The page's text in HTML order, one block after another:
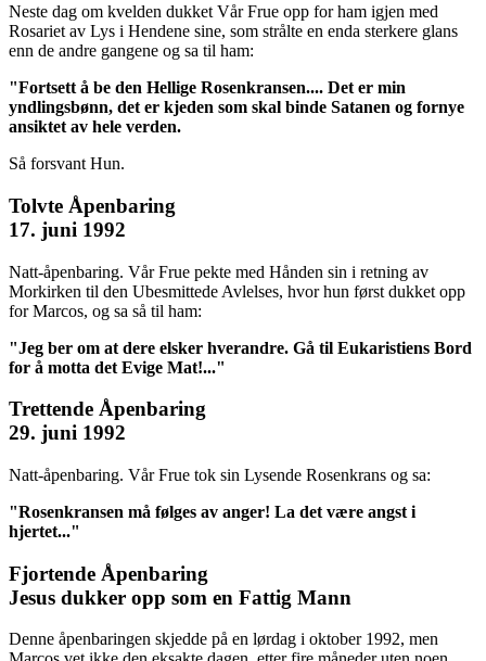
Neste dag om kvelden dukket Vår Frue opp for ham igjen med
Rosariet av Lys i Hendene sine, som strålte en enda sterkere glans
enn de andre gangene og sa til ham:
"Fortsett å be den Hellige Rosenkransen.... Det er min
yndlingsbønn, det er kjeden som skal binde Satanen og fornye
ansiktet av hele verden.
Så forsvant Hun.
Tolvte Åpenbaring
17. juni 1992
Natt-åpenbaring. Vår Frue pekte med Hånden sin i retning av
Morkirken til den Ubesmittede Avlelses, hvor hun først dukket opp
for Marcos, og sa så til ham:
"Jeg ber om at dere elsker hverandre. Gå til Eukaristiens Bord
for å motta det Evige Mat!..."
Trettende Åpenbaring
29. juni 1992
Natt-åpenbaring. Vår Frue tok sin Lysende Rosenkrans og sa:
"Rosenkransen må følges av anger! La det være angst i
hjertet..."
Fjortende Åpenbaring
Jesus dukker opp som en Fattig Mann
Denne åpenbaringen skjedde på en lørdag i oktober 1992, men